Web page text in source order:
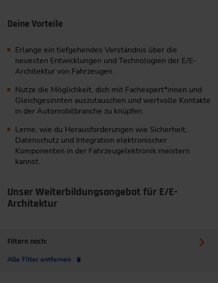
Deine Vorteile
Erlange ein tiefgehendes Verständnis über die
neuesten Entwicklungen und Technologien der E/E-
Architektur von Fahrzeugen.
Nutze die Möglichkeit, dich mit Fachexpert*innen und
Gleichgesinnten auszutauschen und wertvolle Kontakte
in der Automobilbranche zu knüpfen.
Lerne, wie du Herausforderungen wie Sicherheit,
Datenschutz und Integration elektronischer
Komponenten in der Fahrzeugelektronik meistern
kannst.
Unser Weiterbildungsangebot für E/E-
Architektur
Filtern nach:
Alle Filter entfernen